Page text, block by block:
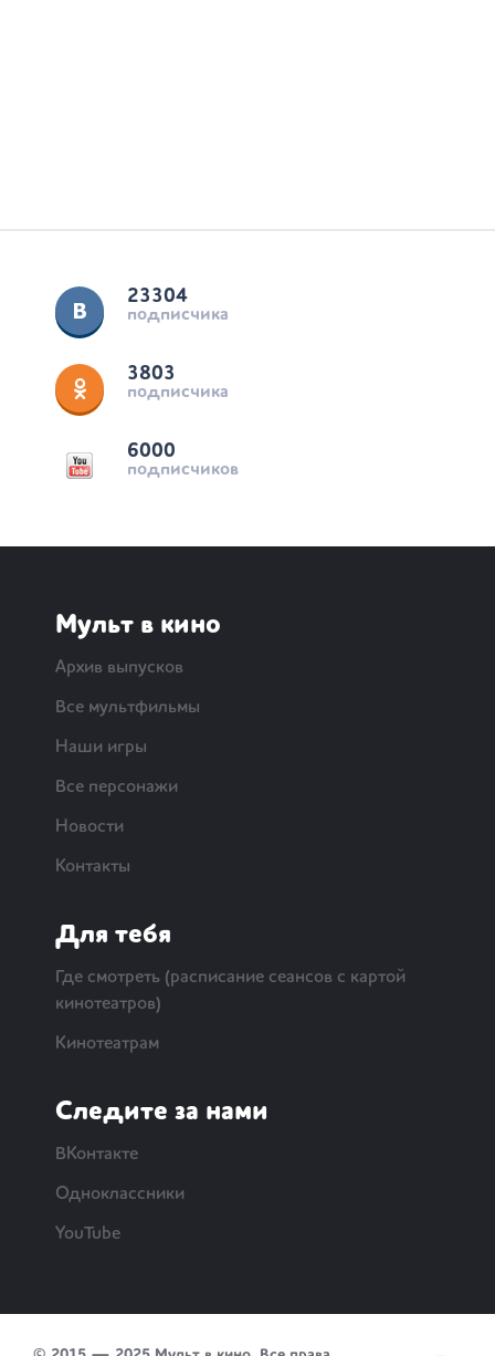
23304
подписчика
3803
подписчика
6000
подписчиков
Мульт в кино
Архив выпусков
Все мультфильмы
Наши игры
Все персонажи
Новости
Контакты
Для тебя
Где смотреть (расписание сеансов с картой
кинотеатров)
Кинотеатрам
Следите за нами
ВКонтакте
Одноклассники
YouTube